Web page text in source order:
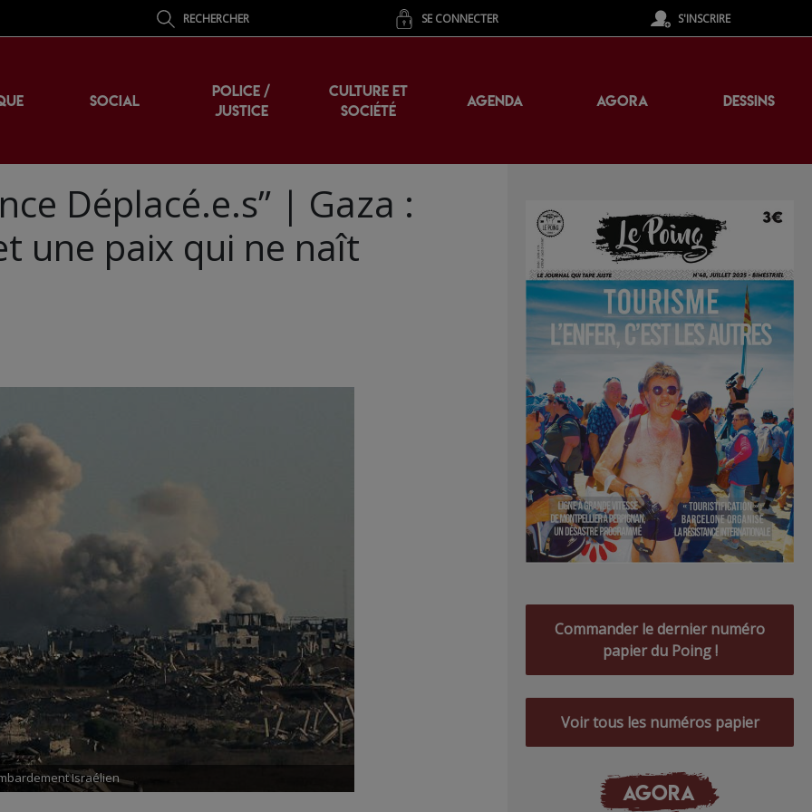
RECHERCHER SE CONNECTER S'INSCRIRE
SOCIAL
POLICE /
JUSTICE
CULTURE ET
SOCIÉTÉ
AGENDA AGORA DESSINS
Déplacé.e.s” | Gaza :
une paix qui ne naît
Israélien
Commander le dernier numéro
papier du Poing !
Voir tous les numéros papier
AGORA